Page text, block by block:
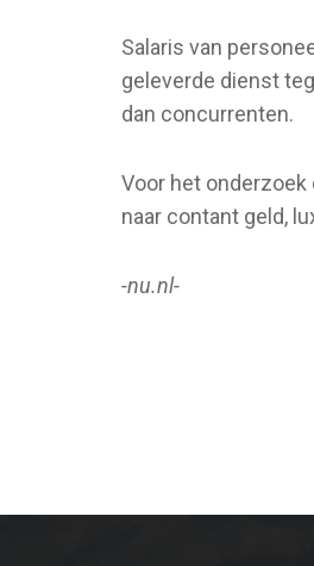
Salaris van
geleverde dienst
dan concurrenten.
Voor het onderzoek
naar contant geld,
-nu.nl-